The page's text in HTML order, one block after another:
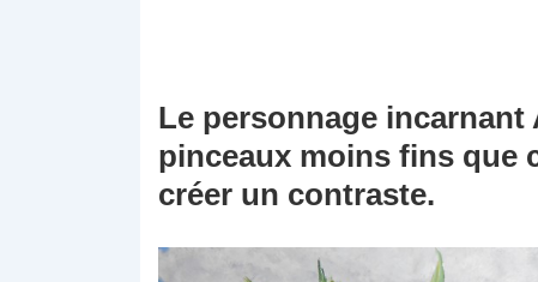
Le personnage
pinceaux moins fins que
créer un contraste.